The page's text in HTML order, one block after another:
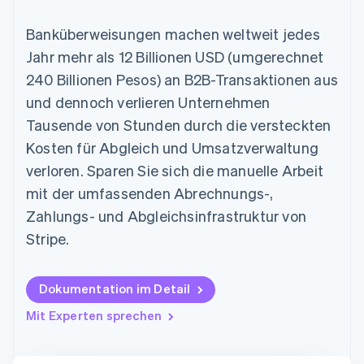
125
Terminal
Zahlungen vor Ort
Authorization
Optimierung der
Autorisierungsraten
Beschleunigter
Bezahlvorgang
Connections
Verbundene
Finanzdaten
Mehr
Product roadmap
SaaS
Nach Branche
KI-Unternehmen
Creator Economy
Gaming
Freizeit
Versicherungen
Medien und
Fachdienstleistungen
Öffentlicher Sektor
Einzelhandel
Grundlagen der
Abonnementverwaltung
nutzungsbasierte
Abrechnung um
Karten ausgeben: So
geht´s
Bereitstellung und
Verwaltung von
Diensten mit Agenten
App-Integrationen
Code-Beispiele
Entwickler-Blog
Stripe Sessions
Karriere
Newsroom
Stripe Press
Kontakt
Sales-Team
kontaktieren
Partner werden
Banküberweisungen machen weltweit jedes
Jahr mehr als 12 Billionen USD (umgerechnet
240 Billionen Pesos) an B2B-Transaktionen aus
und dennoch verlieren Unternehmen
Tausende von Stunden durch die versteckten
Kosten für Abgleich und Umsatzverwaltung
verloren. Sparen Sie sich die manuelle Arbeit
mit der umfassenden Abrechnungs-,
Zahlungs- und Abgleichsinfrastruktur von
Stripe.
Dokumentation im Detail
Mit Experten sprechen